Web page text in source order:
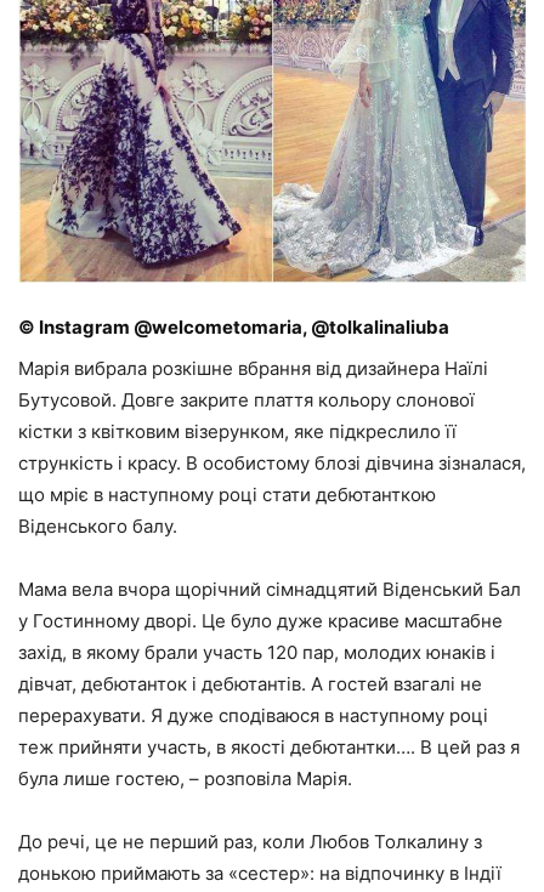
© Instagram @welcometomaria, @tolkalinaliuba
Марія вибрала розкішне вбрання від дизайнера Наїлі
Бутусовой. Довге закрите плаття кольору слонової
кістки з квітковим візерунком, яке підкреслило її
стрункість і красу. В особистому блозі дівчина зізналася,
що мріє в наступному році стати дебютанткою
Віденського балу.
Мама вела вчора щорічний сімнадцятий Віденський Бал
у Гостинному дворі. Це було дуже красиве масштабне
захід, в якому брали участь 120 пар, молодих юнаків і
дівчат, дебютанток і дебютантів. А гостей взагалі не
перерахувати. Я дуже сподіваюся в наступному році
теж прийняти участь, в якості дебютантки…. В цей раз я
була лише гостею, – розповіла Марія.
До речі, це не перший раз, коли Любов Толкалину з
донькою приймають за «сестер»: на відпочинку в Індії